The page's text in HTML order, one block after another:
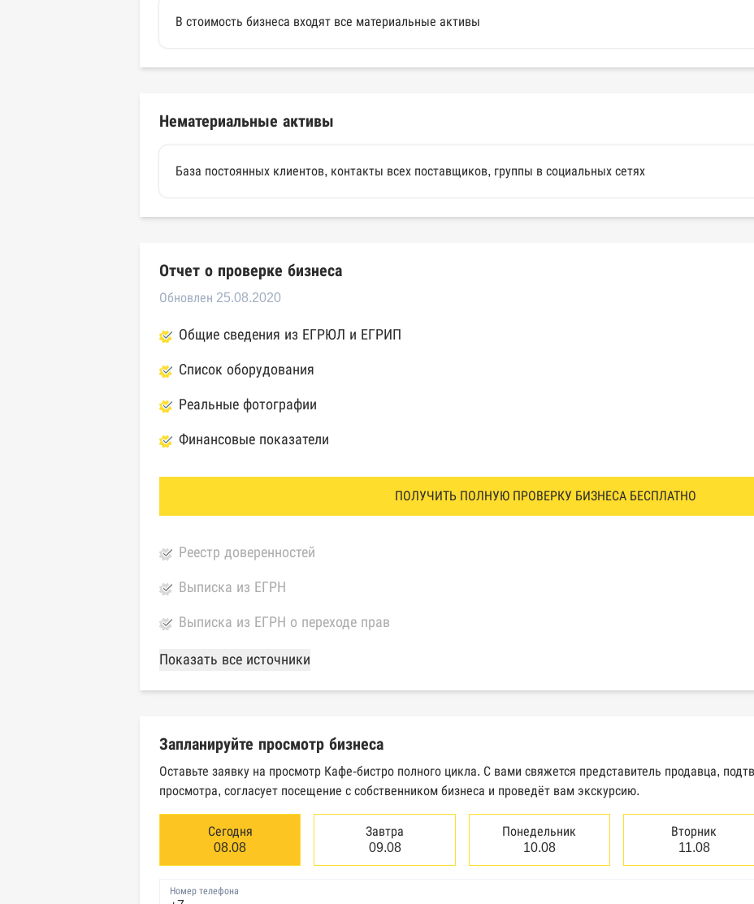
В стоимость бизнеса входят все материальные активы
Нематериальные активы
База постоянных клиентов, контакты всех поставщиков, группы в социальных сетях
Отчет о проверке бизнеса
Обновлен 25.08.2020
Общие сведения из ЕГРЮЛ и ЕГРИП
Список оборудования
Реальные фотографии
Финансовые показатели
ПОЛУЧИТЬ ПОЛНУЮ ПРОВЕРКУ БИЗНЕСА БЕСПЛАТНО
Реестр доверенностей
Выписка из ЕГРН
Выписка из ЕГРН о переходе прав
База Росстата
Реестры ЕГРЮЛ и ЕГРИП Федеральной налоговой службы России
Картотека арбитражных дел Высшего арбитражного суда
Единый федеральный реестр сведений о банкротстве юридических лиц
Единый федеральный реестр сведений о банкротстве физических лиц
Реестр товарных знаков и знаков обслуживания Роспатента
Показать все источники
Запланируйте просмотр бизнеса
Оставьте заявку на просмотр Кафе-бистро полного цикла. С вами свяжется представитель продавца,
просмотра, согласует посещение с собственником бизнеса и проведёт вам экскурсию.
Сегодня
08.08
Завтра
09.08
Понедельник
10.08
Вторник
11.08
Номер телефона